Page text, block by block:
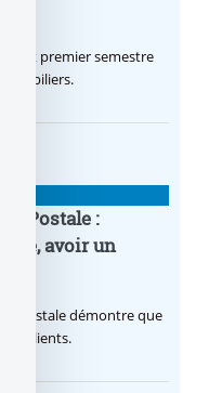
premier semestre
Postale :
avoir un
Postale démontre que
clients.